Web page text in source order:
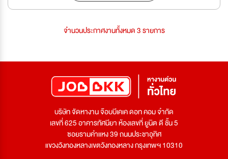
จำนวนประกาศงานทั้งหมด 3 รายการ
บริษัท จัดหางาน จ๊อบบีเคเค ดอท คอม จำกัด
เลขที่ 625 อาคารทัศนียา ห้องเลขที่ ยูนิต ดี ชั้น 5
ซอยรามคำแหง 39 ถนนประชาอุทิศ
แขวงวังทองหลางเขตวังทองหลาง กรุงเทพฯ 10310